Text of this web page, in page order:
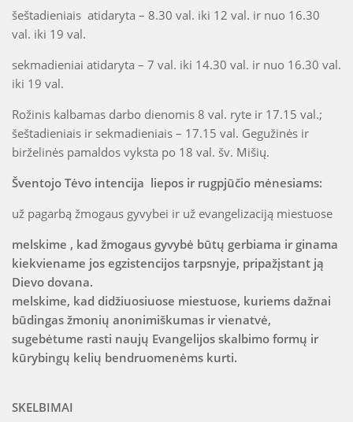
šeštadieniais atidaryta – 8.30 val. iki 12 val. ir nuo 16.30
val. iki 19 val.
sekmadieniai atidaryta – 7 val. iki 14.30 val. ir nuo 16.30 val.
iki 19 val.
Rožinis kalbamas darbo dienomis 8 val. ryte ir 17.15 val.;
šeštadieniais ir sekmadieniais – 17.15 val. Gegužinės ir
birželinės pamaldos vyksta po 18 val. šv. Mišių.
Šventojo Tėvo intencija liepos ir rugpjūčio mėnesiams:
už pagarbą žmogaus gyvybei ir už evangelizaciją miestuose
melskime , kad žmogaus gyvybė būtų gerbiama ir ginama
kiekviename jos egzistencijos tarpsnyje, pripažįstant ją
Dievo dovana.
melskime, kad didžiuosiuose miestuose, kuriems dažnai
būdingas žmonių anonimiškumas ir vienatvė,
sugebėtume rasti naujų Evangelijos skalbimo formų ir
kūrybingų kelių bendruomenėms kurti.
SKELBIMAI